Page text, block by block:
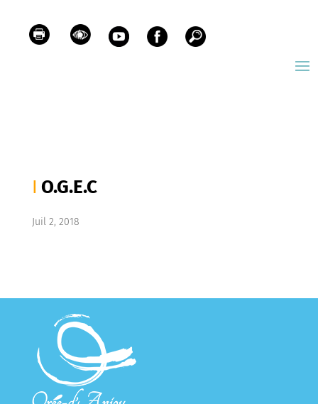
O.G.E.C
Juil 2, 2018